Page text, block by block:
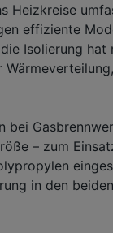
Heizkreise
effiziente
Isolierung
bei
– zum
in den